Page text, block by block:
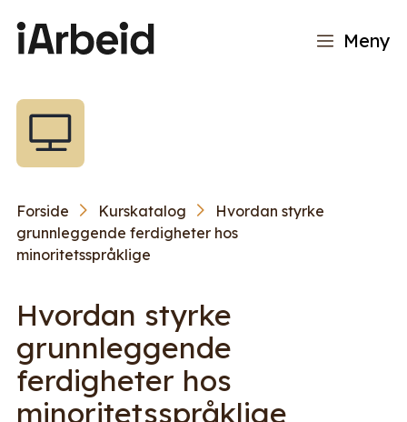
Meny
Forside Kurskatalog
Hvordan styrke
grunnleggende ferdigheter hos
minoritetsspråklige
Hvordan styrke
grunnleggende
ferdigheter hos
minoritetsspråklige